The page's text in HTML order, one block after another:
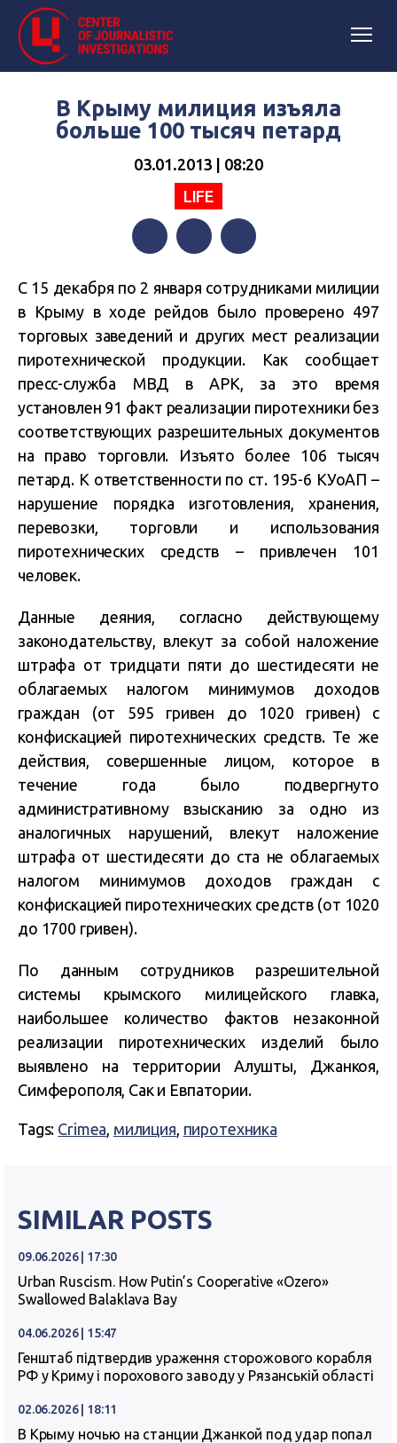
В Крыму милиция изъяла
больше 100 тысяч петард
03.01.2013 | 08:20
LIFE
С 15 декабря по 2 января сотрудниками милиции
в Крыму в ходе рейдов было проверено 497
торговых заведений и других мест реализации
пиротехнической продукции. Как сообщает
пресс-служба МВД в АРК, за это время
установлен 91 факт реализации пиротехники без
соответствующих разрешительных документов
на право торговли. Изъято более 106 тысяч
петард. К ответственности по ст. 195-6 КУоАП –
нарушение порядка изготовления, хранения,
перевозки, торговли и использования
пиротехнических средств – привлечен 101
человек.
Данные деяния, согласно действующему
законодательству, влекут за собой наложение
штрафа от тридцати пяти до шестидесяти не
облагаемых налогом минимумов доходов
граждан (от 595 гривен до 1020 гривен) с
конфискацией пиротехнических средств. Те же
действия, совершенные лицом, которое в
течение года было подвергнуто
административному взысканию за одно из
аналогичных нарушений, влекут наложение
штрафа от шестидесяти до ста не облагаемых
налогом минимумов доходов граждан с
конфискацией пиротехнических средств (от 1020
до 1700 гривен).
По данным сотрудников разрешительной
системы крымского милицейского главка,
наибольшее количество фактов незаконной
реализации пиротехнических изделий было
выявлено на территории Алушты, Джанкоя,
Симферополя, Сак и Евпатории.
Tags: Crimea, милиция, пиротехника
SIMILAR POSTS
09.06.2026 | 17:30
Urban Ruscism. How Putin’s Cooperative «Ozero»
Swallowed Balaklava Bay
04.06.2026 | 15:47
Генштаб підтвердив ураження сторожового корабля
РФ у Криму і порохового заводу у Рязанській області
02.06.2026 | 18:11
В Крыму ночью на станции Джанкой под удар попал